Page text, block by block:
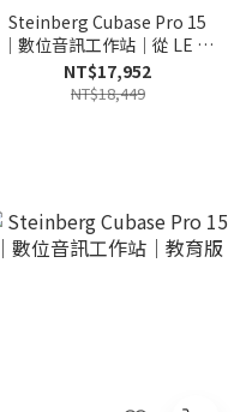
Steinberg Cubase Pro 15
｜數位音訊工作站｜從 LE 升
級版
NT$17,952
NT$18,449